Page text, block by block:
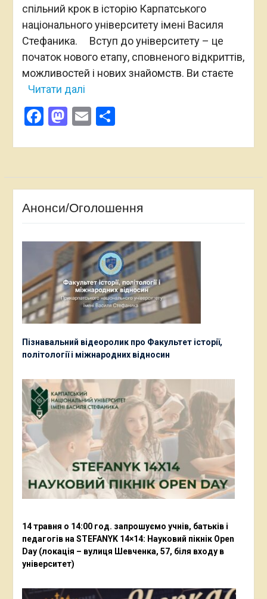
спільний крок в історію Карпатського
національного університету імені Василя
Стефаника. Вступ до університету – це
початок нового етапу, сповненого відкриттів,
можливостей і нових знайомств. Ви стаєте
Читати далі
Facebook
Mastodon
EmailПоділитися
Анонси/Оголошення
Пізнавальний відеоролик про Факультет історії,
політології і міжнародних відносин
14 травня о 14:00 год. запрошуємо учнів, батьків і
педагогів на STEFANYK 14×14: Науковий пікнік Open
Day (локація – вулиця Шевченка, 57, біля входу в
університет)